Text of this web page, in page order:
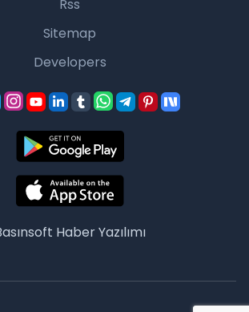
Rss
Sitemap
Developers
Haber Yazılımı